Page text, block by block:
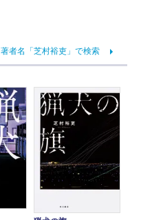
著者名「芝村裕吏」で検索